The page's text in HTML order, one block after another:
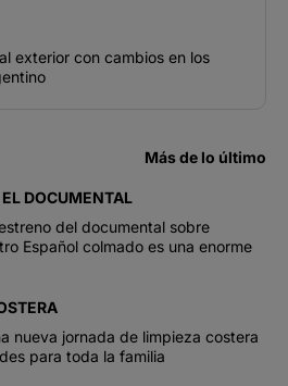
exterior con cambios en los
Más de lo último
DOCUMENTAL
del documental sobre
Español colmado es una enorme
nueva jornada de limpieza costera
para toda la familia